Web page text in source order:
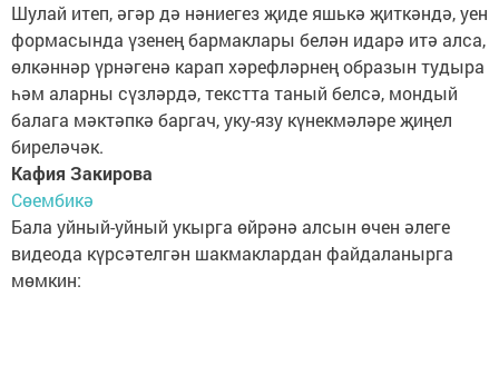
Шулай итеп, әгәр дә нәниегез җиде яшькә җиткәндә, уен
формасында үзенең бармаклары белән идарә итә алса,
өлкәннәр үрнәгенә карап хәрефләрнең образын тудыра
һәм аларны сүзләрдә, текстта таный белсә, мондый
балага мәктәпкә баргач, уку-язу күнекмәләре җиңел
биреләчәк.
Кафия Закирова
Сөембикә
Бала уйный-уйный укырга өйрәнә алсын өчен әлеге
видеода күрсәтелгән шакмаклардан файдаланырга
мөмкин: